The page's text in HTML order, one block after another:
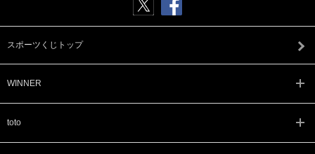
スポーツくじトップ
WINNER
toto